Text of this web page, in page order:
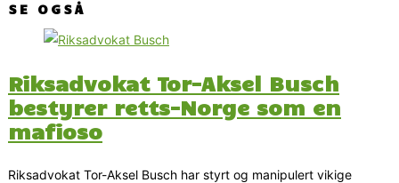
SE OGSÅ
Riksadvokat Tor-Aksel Busch
bestyrer retts-Norge som en
mafioso
Riksadvokat Tor-Aksel Busch har styrt og manipulert vikige